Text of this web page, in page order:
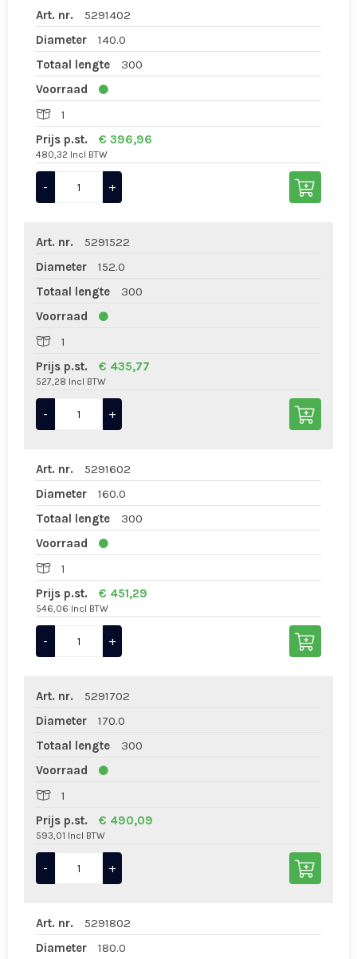
Art. nr.
5291402
Diameter
140.0
Totaal lengte
300
Voorraad
1
Prijs p.st.
€ 396,96
480,32 Incl BTW
- +
Art. nr.
5291522
Diameter
152.0
Totaal lengte
300
Voorraad
1
Prijs p.st.
€ 435,77
527,28 Incl BTW
- +
Art. nr.
5291602
Diameter
160.0
Totaal lengte
300
Voorraad
1
Prijs p.st.
€ 451,29
546,06 Incl BTW
- +
Art. nr.
5291702
Diameter
170.0
Totaal lengte
300
Voorraad
1
Prijs p.st.
€ 490,09
593,01 Incl BTW
- +
Art. nr.
5291802
Diameter
180.0